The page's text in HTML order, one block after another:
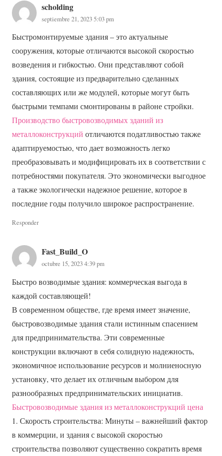
scholding
septiembre 21, 2023 5:03 pm
Быстромонтируемые здания – это актуальные
сооружения, которые отличаются высокой скоростью
возведения и гибкостью. Они представляют собой
здания, состоящие из предварительно сделанных
составляющих или же модулей, которые могут быть
быстрыми темпами смонтированы в районе стройки.
Производство быстровозводимых зданий из
металлоконструкций отличаются податливостью также
адаптируемостью, что дает возможность легко
преобразовывать и модифицировать их в соответствии с
потребностями покупателя. Это экономически выгодное
а также экологически надежное решение, которое в
последние годы получило широкое распространение.
Responder
Fast_Build_O
octubre 15, 2023 4:39 pm
Быстро возводимые здания: коммерческая выгода в
каждой составляющей!
В современном обществе, где время имеет значение,
быстровозводимые здания стали истинным спасением
для предпринимательства. Эти современные
конструкции включают в себя солидную надежность,
экономичное использование ресурсов и молниеносную
установку, что делает их отличным выбором для
разнообразных предпринимательских инициатив.
Быстровозводимые здания из металлоконструкций цена
1. Скорость строительства: Минуты – важнейший фактор
в коммерции, и здания с высокой скоростью
строительства позволяют существенно сократить время